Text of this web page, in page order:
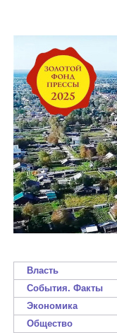
Власть
События. Факты
Экономика
Общество